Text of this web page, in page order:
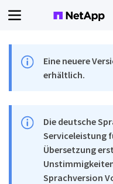
Eine neuere
erhältlich.
Die deutsche
Serviceleistung
Übersetzung
Sprachversion